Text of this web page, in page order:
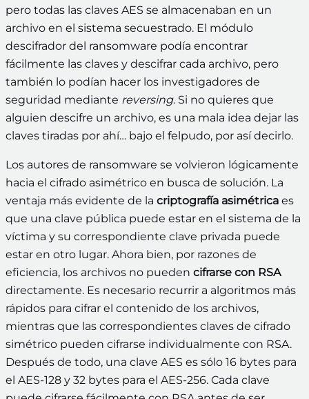
pero todas las claves AES se almacenaban en un
archivo en el sistema secuestrado. El módulo
descifrador del ransomware podía encontrar
fácilmente las claves y descifrar cada archivo, pero
también lo podían hacer los investigadores de
seguridad mediante reversing. Si no quieres que
alguien descifre un archivo, es una mala idea dejar las
claves tiradas por ahí… bajo el felpudo, por así decirlo.
Los autores de ransomware se volvieron lógicamente
hacia el cifrado asimétrico en busca de solución. La
ventaja más evidente de la criptografía asimétrica es
que una clave pública puede estar en el sistema de la
víctima y su correspondiente clave privada puede
estar en otro lugar. Ahora bien, por razones de
eficiencia, los archivos no pueden cifrarse con RSA
directamente. Es necesario recurrir a algoritmos más
rápidos para cifrar el contenido de los archivos,
mientras que las correspondientes claves de cifrado
simétrico pueden cifrarse individualmente con RSA.
Después de todo, una clave AES es sólo 16 bytes para
el AES-128 y 32 bytes para el AES-256. Cada clave